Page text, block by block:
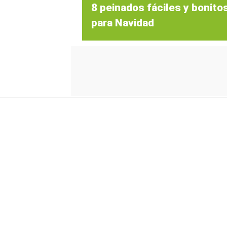
8 peinados fáciles y
para Navidad